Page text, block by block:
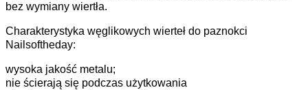
bez wymiany wiertła.
Charakterystyka węglikowych wierteł do paznokci
Nailsoftheday:
wysoka jakość metalu;
nie ścierają się podczas użytkowania